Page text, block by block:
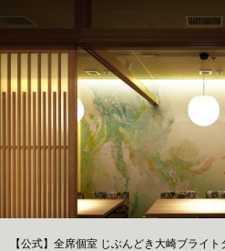
【公式】全席個室 じぶんどき大崎ブライト